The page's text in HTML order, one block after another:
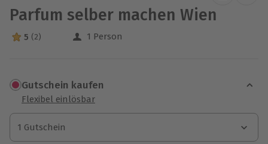
Parfum selber machen Wien
5 Sterne von 5 aus 2 Bewertungen
5 (2) 1 Person
Gutschein kaufen
Flexibel einlösbar
1 Gutschein
1 Gutschein
1 Gutschein